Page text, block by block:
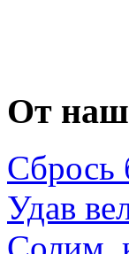
От
Сбрось
Удав